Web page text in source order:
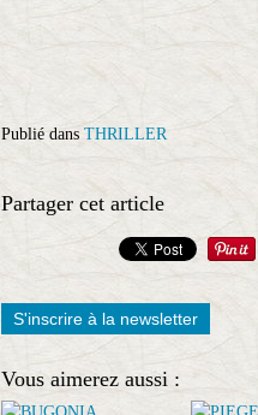
Publié dans THRILLER
Partager cet article
S'inscrire à la newsletter
Vous aimerez aussi :